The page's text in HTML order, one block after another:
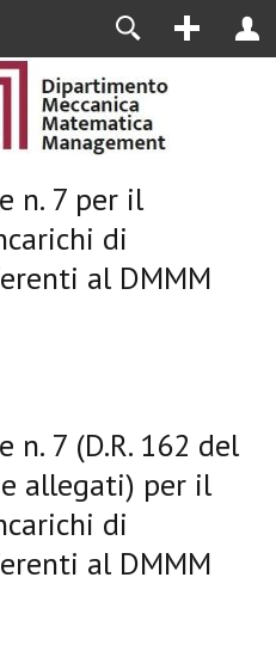
n. 7 per il
di
al DMMM
n. 7 (D.R. 162 del
allegati) per il
di
al DMMM